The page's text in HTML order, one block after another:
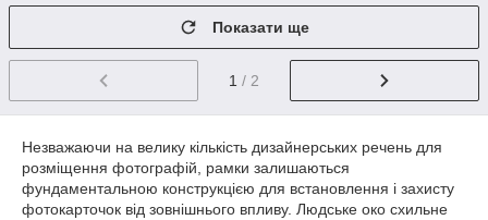
Показати ще
1 / 2
Незважаючи на велику кількість дизайнерських речень для
розміщення фотографій, рамки залишаються
фундаментальною конструкцією для встановлення і захисту
фотокарточок від зовнішнього впливу. Людське око схильне